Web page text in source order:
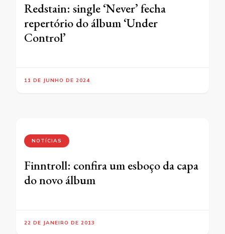
Redstain: single ‘Never’ fecha
repertório do álbum ‘Under
Control’
11 DE JUNHO DE 2024
NOTÍCIAS
Finntroll: confira um esboço da capa
do novo álbum
22 DE JANEIRO DE 2013